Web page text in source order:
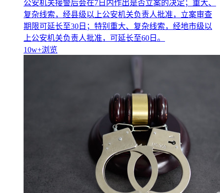
公安机关接警后会在7日内作出是否立案的决定；重大、
复杂线索，经县级以上公安机关负责人批准，立案审查
期限可延长至30日；特别重大、复杂线索，经地市级以
上公安机关负责人批准，可延长至60日。
10w+浏览